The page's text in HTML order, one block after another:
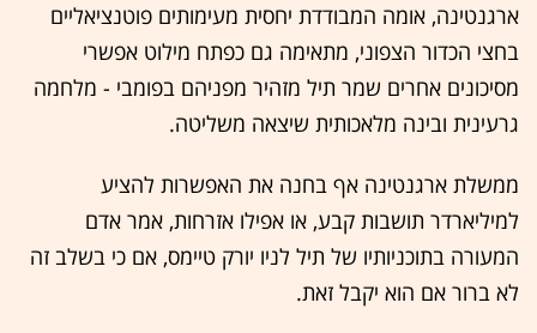
ארגנטינה, אומה המבודדת יחסית מעימותים פוטנציאליים
בחצי הכדור הצפוני, מתאימה גם כפתח מילוט אפשרי
מסיכונים אחרים שמר תיל מזהיר מפניהם בפומבי - מלחמה
גרעינית ובינה מלאכותית שיצאה משליטה.
ממשלת ארגנטינה אף בחנה את האפשרות להציע
למיליארדר תושבות קבע, או אפילו אזרחות, אמר אדם
המעורה בתוכניותיו של תיל לניו יורק טיימס, אם כי בשלב זה
לא ברור אם הוא יקבל זאת.